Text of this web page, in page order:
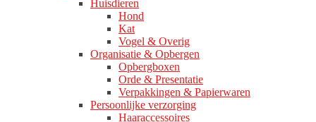
Huisdieren
Hond
Kat
Vogel & Overig
Organisatie & Opbergen
Opbergboxen
Orde & Presentatie
Verpakkingen & Papierwaren
Persoonlijke verzorging
Haaraccessoires